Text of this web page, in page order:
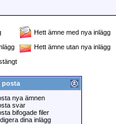
Hett ämne med nya inlägg
Hett ämne utan nya inlägg
posta
nya ämnen
svar
bifogade filer
dina inlägg